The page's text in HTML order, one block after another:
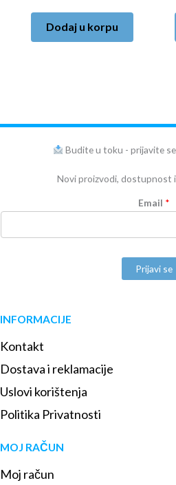
Dodaj u korpu
Budite u toku - prijavite
Novi proizvodi, dostupnost
Email *
Prijavi se
INFORMACIJE
Kontakt
Dostava i reklamacije
Uslovi korištenja
Politika Privatnosti
MOJ RAČUN
Moj račun